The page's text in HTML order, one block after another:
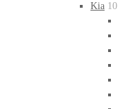
Kia 10